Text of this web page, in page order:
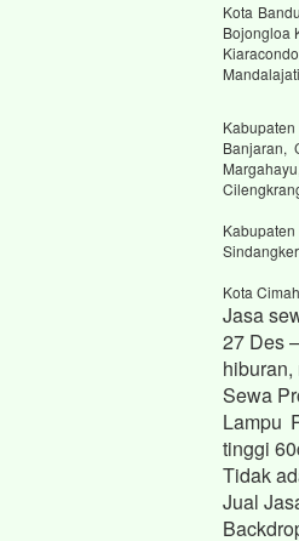
Kota
Bojongloa
Banjaran,
Kota
Jasa
27 Des
Sewa
Lampu
tinggi
Tidak
Jual